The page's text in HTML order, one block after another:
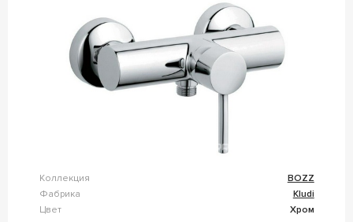
Коллекция
BOZZ
Фабрика
Kludi
Цвет
Хром